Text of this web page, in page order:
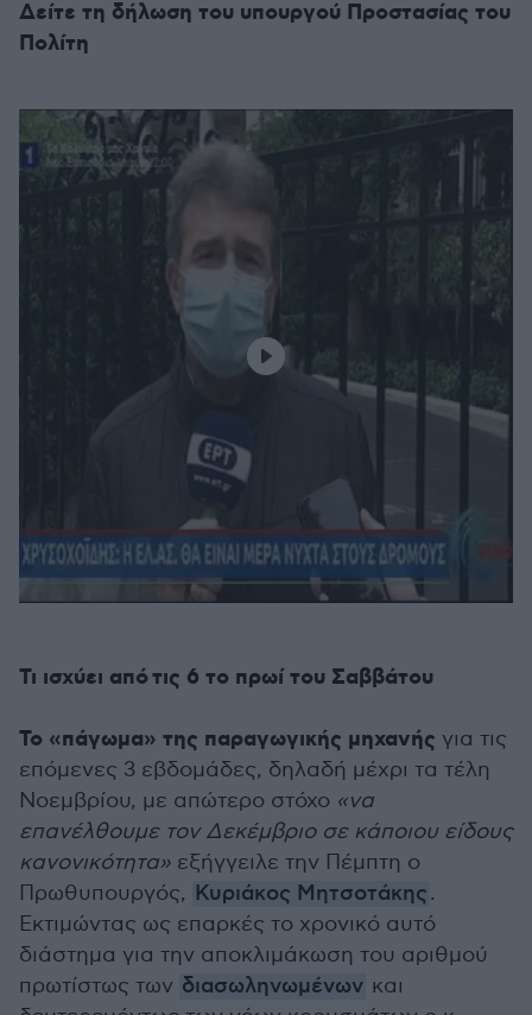
Δείτε τη δήλωση του υπουργού Προστασίας του
Πολίτη
Τι ισχύει από τις 6 το πρωί του Σαββάτου
Το «πάγωμα» της παραγωγικής μηχανής για τις
επόμενες 3 εβδομάδες, δηλαδή μέχρι τα τέλη
Νοεμβρίου, με απώτερο στόχο «να
επανέλθουμε τον Δεκέμβριο σε κάποιου είδους
κανονικότητα» εξήγγειλε την Πέμπτη ο
Πρωθυπουργός, Κυριάκος Μητσοτάκης.
Εκτιμώντας ως επαρκές το χρονικό αυτό
διάστημα για την αποκλιμάκωση του αριθμού
πρωτίστως των διασωληνωμένων και